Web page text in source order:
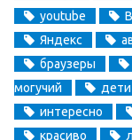
youtube
Яндекс
браузеры
могучий
дети
интересно
красиво